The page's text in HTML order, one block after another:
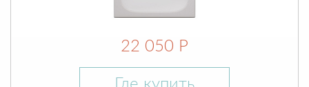
22 050 Р